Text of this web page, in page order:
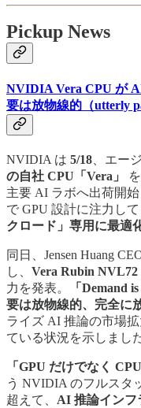
Pickup News
NVIDIA Vera CPU が
要は放物線的（utterly
NVIDIA は 5/18 、エー
の自社 CPU「Vera」
主要 AI ラボへ出荷開
で GPU 設計に注力し
クロード」専用に最適
同日、Jensen Huang
し、 Vera Rubin NVL72
力を発表。
「Demand
要は放物線的、完全に
ライズ AI 推論の市場
ている状況を示しまし
「GPU だけでなく
う NVIDIA のフルスタ
超えて、 AI 推論インフ